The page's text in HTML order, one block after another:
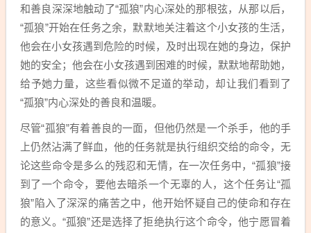
和善良深深地触动了“孤狼”内心深处的那根弦，从那以后，
“孤狼”开始在任务之余，默默地关注着这个小女孩的生活，
他会在小女孩遇到危险的时候，及时出现在她的身边，保护
她的安全；他会在小女孩遇到困难的时候，默默地帮助她，
给予她力量，这些看似微不足道的举动，却让我们看到了
“孤狼”内心深处的善良和温暖。
尽管“孤狼”有着善良的一面，但他仍然是一个杀手，他的手
上仍然沾满了鲜血，他的任务就是执行组织交给的命令，无
论这些命令是多么的残忍和无情，在一次任务中，“孤狼”接
到了一个命令，要他去暗杀一个无辜的人，这个任务让“孤
狼”陷入了深深的痛苦之中，他开始怀疑自己的使命和存在
的意义。“孤狼”还是选择了拒绝执行这个命令，他宁愿冒着